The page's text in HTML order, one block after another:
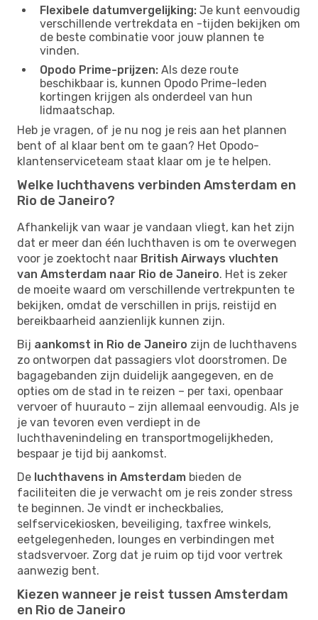
Flexibele datumvergelijking: Je kunt eenvoudig
verschillende vertrekdata en -tijden bekijken om
de beste combinatie voor jouw plannen te
vinden.
Opodo Prime-prijzen: Als deze route
beschikbaar is, kunnen Opodo Prime-leden
kortingen krijgen als onderdeel van hun
lidmaatschap.
Heb je vragen, of je nu nog je reis aan het plannen
bent of al klaar bent om te gaan? Het Opodo-
klantenserviceteam staat klaar om je te helpen.
Welke luchthavens verbinden Amsterdam en
Rio de Janeiro?
Afhankelijk van waar je vandaan vliegt, kan het zijn
dat er meer dan één luchthaven is om te overwegen
voor je zoektocht naar British Airways vluchten
van Amsterdam naar Rio de Janeiro. Het is zeker
de moeite waard om verschillende vertrekpunten te
bekijken, omdat de verschillen in prijs, reistijd en
bereikbaarheid aanzienlijk kunnen zijn.
Bij aankomst in Rio de Janeiro zijn de luchthavens
zo ontworpen dat passagiers vlot doorstromen. De
bagagebanden zijn duidelijk aangegeven, en de
opties om de stad in te reizen – per taxi, openbaar
vervoer of huurauto – zijn allemaal eenvoudig. Als je
je van tevoren even verdiept in de
luchthavenindeling en transportmogelijkheden,
bespaar je tijd bij aankomst.
De luchthavens in Amsterdam bieden de
faciliteiten die je verwacht om je reis zonder stress
te beginnen. Je vindt er incheckbalies,
selfservicekiosken, beveiliging, taxfree winkels,
eetgelegenheden, lounges en verbindingen met
stadsvervoer. Zorg dat je ruim op tijd voor vertrek
aanwezig bent.
Kiezen wanneer je reist tussen Amsterdam
en Rio de Janeiro